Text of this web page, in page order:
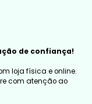
de confiança!
loja física e online.
com atenção ao